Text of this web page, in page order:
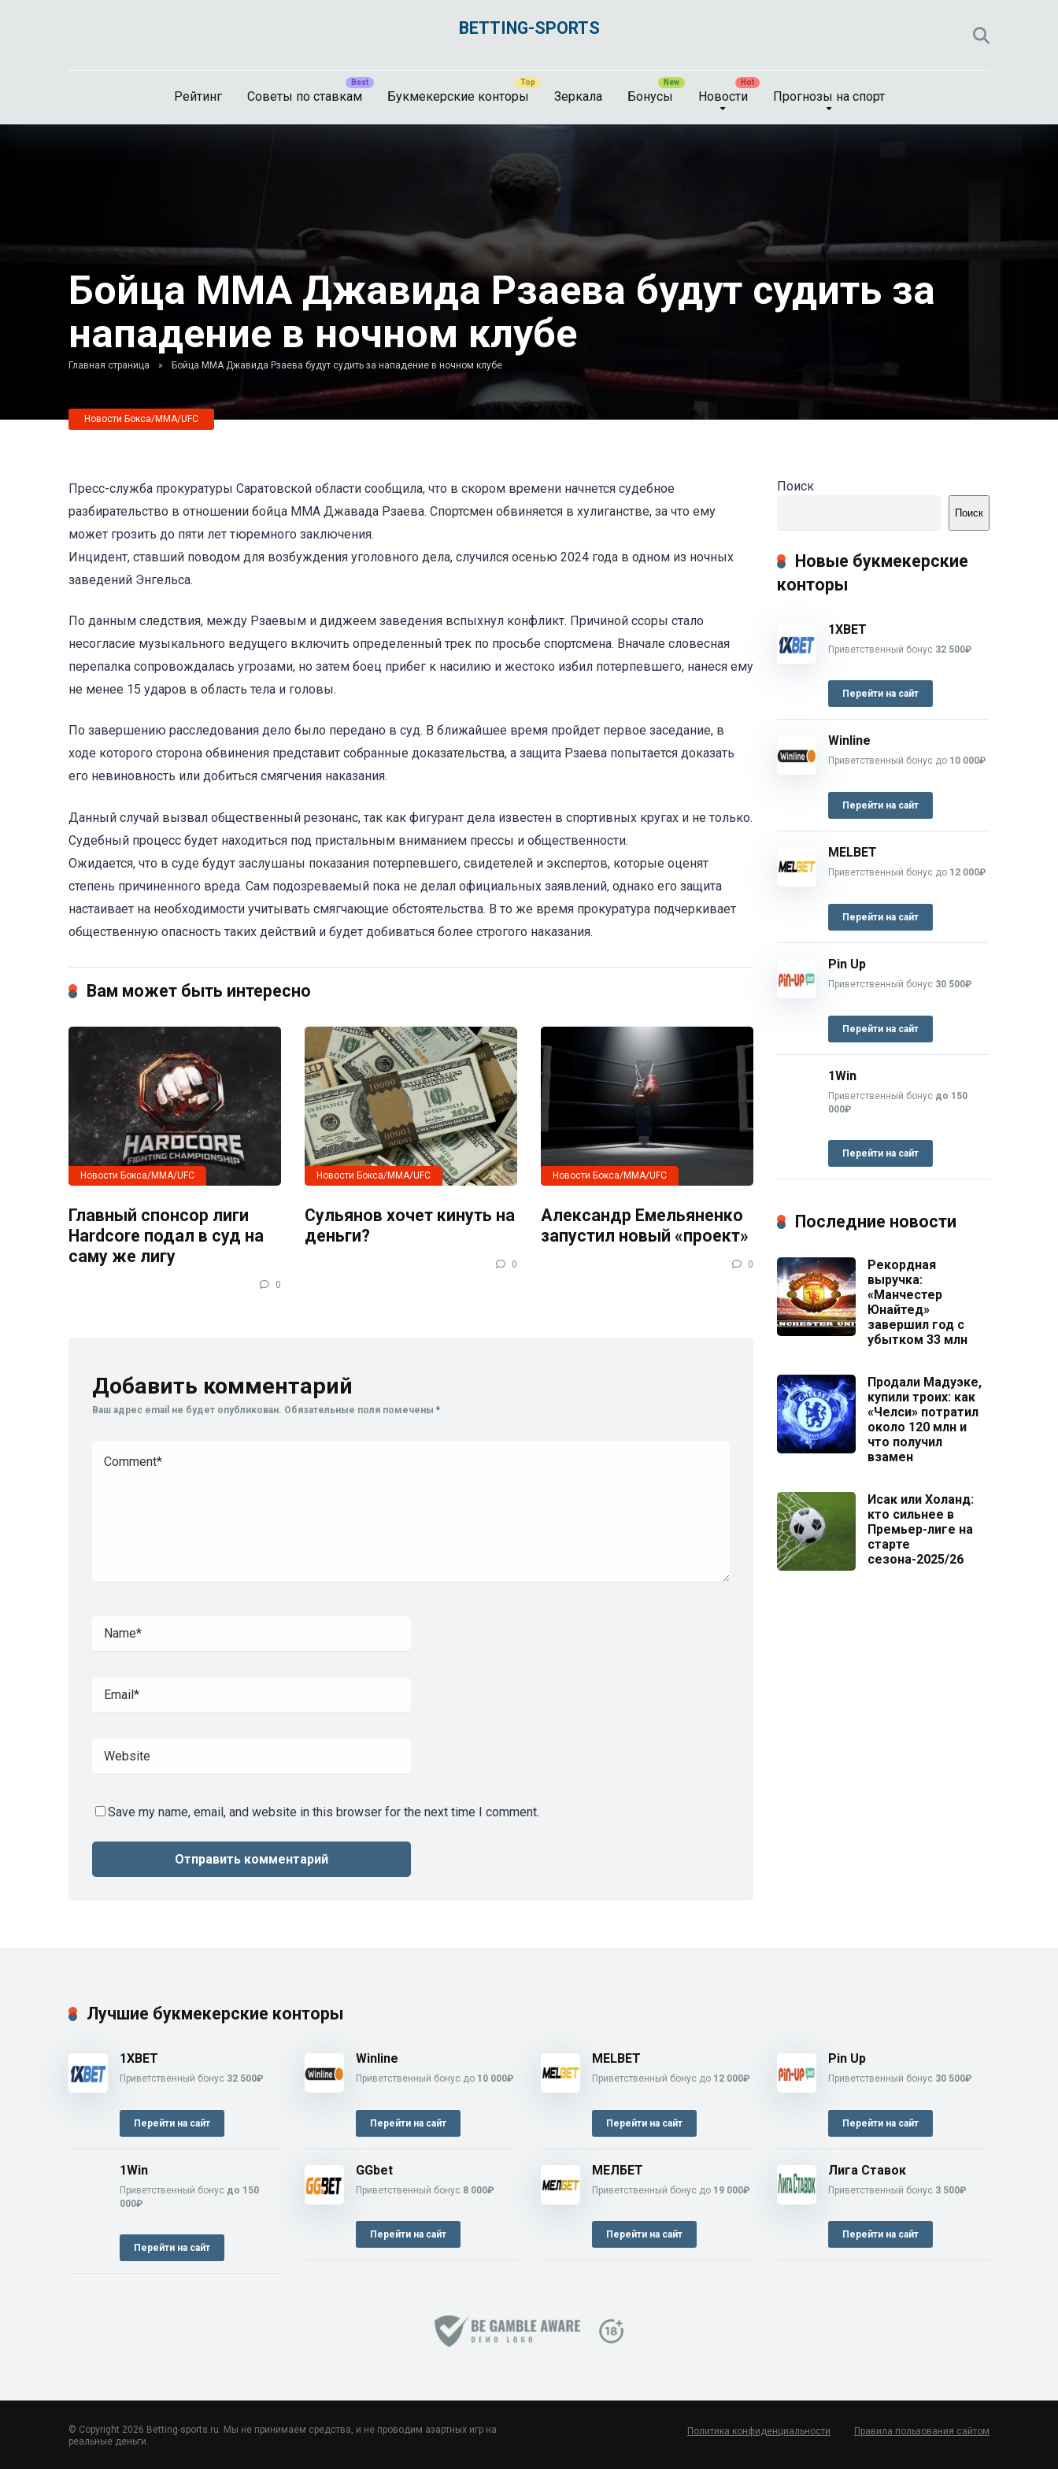
BETTING-SPORTS
Рейтинг Советы по ставкам Букмекерские конторы Зеркала Бонусы Новости Прогнозы на спорт
Бойца ММА Джавида Рзаева будут судить за
нападение в ночном клубе
Главная страница » Бойца ММА Джавида Рзаева будут судить за нападение в ночном клубе
Новости Бокса/MMA/UFC
Пресс-служба прокуратуры Саратовской области сообщила, что в скором времени начнется судебное
разбирательство в отношении бойца ММА Джавада Рзаева. Спортсмен обвиняется в хулиганстве, за что ему
может грозить до пяти лет тюремного заключения.
Инцидент, ставший поводом для возбуждения уголовного дела, случился осенью 2024 года в одном из ночных
заведений Энгельса.
По данным следствия, между Рзаевым и диджеем заведения вспыхнул конфликт. Причиной ссоры стало
несогласие музыкального ведущего включить определенный трек по просьбе спортсмена. Вначале словесная
перепалка сопровождалась угрозами, но затем боец прибег к насилию и жестоко избил потерпевшего, нанеся ему
не менее 15 ударов в область тела и головы.
По завершению расследования дело было передано в суд. В ближайшее время пройдет первое заседание, в
ходе которого сторона обвинения представит собранные доказательства, а защита Рзаева попытается доказать
его невиновность или добиться смягчения наказания.
Данный случай вызвал общественный резонанс, так как фигурант дела известен в спортивных кругах и не только.
Судебный процесс будет находиться под пристальным вниманием прессы и общественности.
Ожидается, что в суде будут заслушаны показания потерпевшего, свидетелей и экспертов, которые оценят
степень причиненного вреда. Сам подозреваемый пока не делал официальных заявлений, однако его защита
настаивает на необходимости учитывать смягчающие обстоятельства. В то же время прокуратура подчеркивает
общественную опасность таких действий и будет добиваться более строгого наказания.
Вам может быть интересно
Новости Бокса/MMA/UFC
Главный спонсор лиги
Hardcore подал в суд на
саму же лигу
0
Новости Бокса/MMA/UFC
Сульянов хочет кинуть на
деньги?
0
Новости Бокса/MMA/UFC
Александр Емельяненко
запустил новый «проект»
0
Добавить комментарий
Ваш адрес email не будет опубликован. Обязательные поля помечены *
Save my name, email, and website in this browser for the next time I comment.
Поиск
Поиск
Новые букмекерские
конторы
1XBET
Приветственный бонус 32 500₽
Перейти на сайт
Winline
Приветственный бонус до 10 000₽
Перейти на сайт
MELBET
Приветственный бонус до 12 000₽
Перейти на сайт
Pin Up
Приветственный бонус 30 500₽
Перейти на сайт
1Win
Приветственный бонус до 150
000₽
Перейти на сайт
Последние новости
Рекордная
выручка:
«Манчестер
Юнайтед»
завершил год с
убытком 33 млн
Продали Мадуэке,
купили троих: как
«Челси» потратил
около 120 млн и
что получил
взамен
Исак или Холанд:
кто сильнее в
Премьер-лиге на
старте
сезона-2025/26
Лучшие букмекерские конторы
1XBET
Приветственный бонус 32 500₽
Перейти на сайт
Winline
Приветственный бонус до 10 000₽
Перейти на сайт
MELBET
Приветственный бонус до 12 000₽
Перейти на сайт
Pin Up
Приветственный бонус 30 500₽
Перейти на сайт
1Win
Приветственный бонус до 150
000₽
Перейти на сайт
GGbet
Приветственный бонус 8 000₽
Перейти на сайт
МЕЛБЕТ
Приветственный бонус до 19 000₽
Перейти на сайт
Лига Ставок
Приветственный бонус 3 500₽
Перейти на сайт
© Copyright 2026 Betting-sports.ru. Мы не принимаем средства, и не проводим азартных игр на
реальные деньги.
Политика конфиденциальности Правила пользования сайтом